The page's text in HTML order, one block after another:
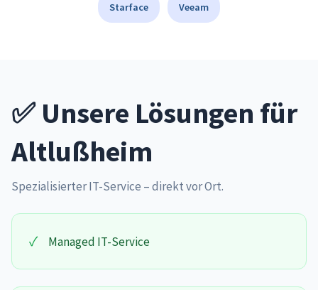
Starface Veeam
✅ Unsere Lösungen für
Altlußheim
Spezialisierter IT-Service – direkt vor Ort.
✓ Managed IT-Service